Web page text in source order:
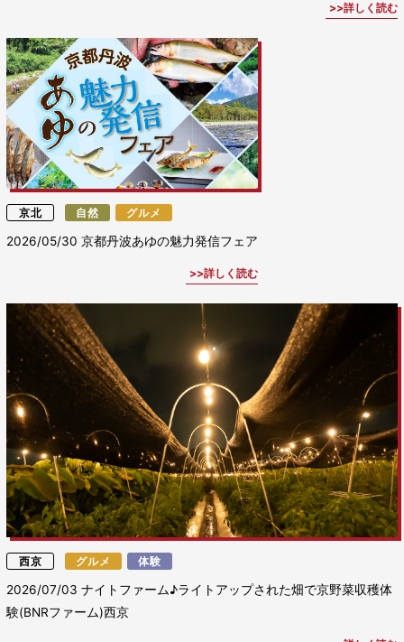
詳しく読む
京北 自然 グルメ
2026/05/30京都丹波あゆの魅力発信フェア
詳しく読む
西京 グルメ 体験
2026/07/03ナイトファーム♪ライトアップされた畑で京野菜収穫体
験(BNRファーム)西京